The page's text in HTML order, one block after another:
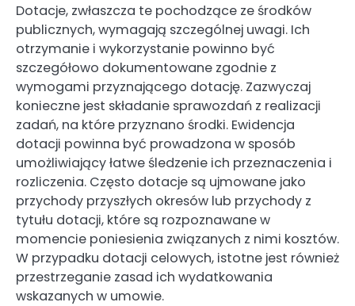
Dotacje, zwłaszcza te pochodzące ze środków
publicznych, wymagają szczególnej uwagi. Ich
otrzymanie i wykorzystanie powinno być
szczegółowo dokumentowane zgodnie z
wymogami przyznającego dotację. Zazwyczaj
konieczne jest składanie sprawozdań z realizacji
zadań, na które przyznano środki. Ewidencja
dotacji powinna być prowadzona w sposób
umożliwiający łatwe śledzenie ich przeznaczenia i
rozliczenia. Często dotacje są ujmowane jako
przychody przyszłych okresów lub przychody z
tytułu dotacji, które są rozpoznawane w
momencie poniesienia związanych z nimi kosztów.
W przypadku dotacji celowych, istotne jest również
przestrzeganie zasad ich wydatkowania
wskazanych w umowie.